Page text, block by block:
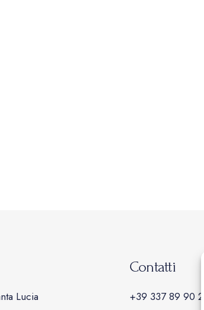
Lucia
Contatti
+39 337 89 90 22